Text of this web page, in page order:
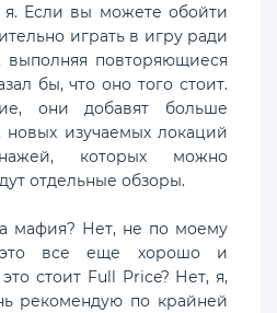
я. Если вы можете обойти
играть в игру ради
выполняя повторяющиеся
бы, что оно того стоит.
они добавят больше
новых изучаемых локаций
которых можно
отдельные обзоры.
Нет, не по моему
это все еще хорошо и
стоит Full Price? Нет, я,
рекомендую по крайней